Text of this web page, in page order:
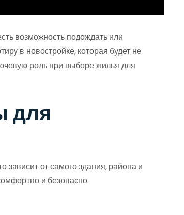
возможность подождать или
в новостройке, которая будет не
роль при выборе жилья для
для
зависит от самого здания, района и
и безопасно.